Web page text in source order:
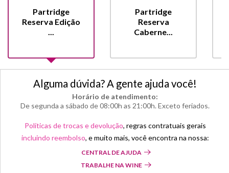
Partridge
Reserva Edição
Partridge
Reserva
Caberne...
Alguma dúvida? A gente ajuda você!
Horário de atendimento:
De segunda a sábado de 08:00h as 21:00h. Exceto feriados.
Políticas de trocas e devolução, regras contratuais gerais
incluindo reembolso, e muito mais, você encontra na nossa:
CENTRAL DE AJUDA
TRABALHE NA WINE